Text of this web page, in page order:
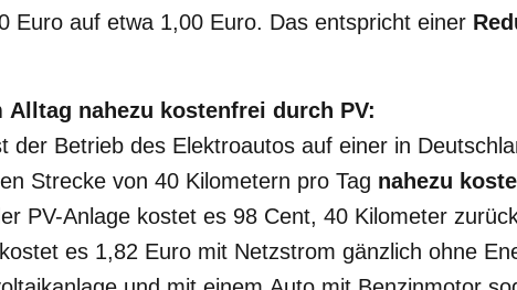
Euro auf etwa 1,00 Euro. Das entspricht einer
Alltag nahezu kostenfrei durch PV:
der Betrieb des Elektroautos auf einer in
Strecke von 40 Kilometern pro Tag nahezu
PV-Anlage kostet es 98 Cent, 40 Kilometer
es 1,82 Euro mit Netzstrom gänzlich ohne